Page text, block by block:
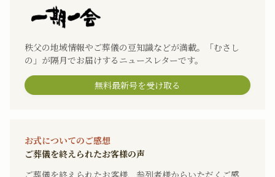
秩父の地域情報やご葬儀の豆知識などが満載。「むさし
の」が隔月でお届けするニュースレターです。
無料最新号を受け取る
お式についてのご感想
ご葬儀を終えられたお客様の声
ご葬儀を終えられたお客様、参列者様からいただくご感